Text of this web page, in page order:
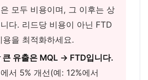
모두 비용이며, 그 이후는 상
다. 리드당 비용이 아닌 FTD
용을 최적화하세요.
큰 유출은 MQL → FTD입니다.
서 5% 개선(예: 12%에서